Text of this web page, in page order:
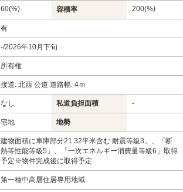
60(%) 容積率 200(%)
有
-/2026年10月下旬
所有権
接道: 北西 公道 道路幅: 4ｍ
なし 私道負担面積 -
宅地 地勢
建物面積に車庫部分21.32平米含む 耐震等級3」、「断
熱等性能等級5」、「一次エネルギー消費量等級6」取得
予定※物件完成後に取得予定
第一種中高層住居専用地域